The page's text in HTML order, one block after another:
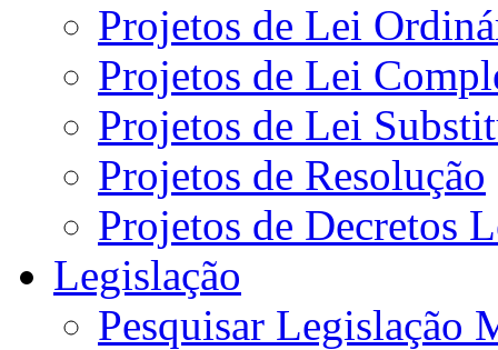
Projetos de Lei
Projetos de Lei
Projetos de Lei
Projetos de Resolução
Projetos de Decretos
Legislação
Pesquisar Legislação